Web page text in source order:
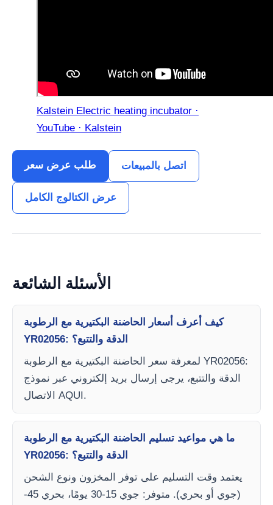
Kalstein Electric heating incubator ·
YouTube · Kalstein
طلب عرض سعر اتصل بالمبيعات
عرض الكتالوج الكامل
الأسئلة الشائعة
كيف أعرف أسعار الحاضنة البكتيرية مع الرطوبة
YR02056: الدقة والتتبع؟
لمعرفة سعر الحاضنة البكتيرية مع الرطوبة YR02056:
الدقة والتتبع، يرجى إرسال بريد إلكتروني عبر نموذج
الاتصال AQUI.
ما هي مواعيد تسليم الحاضنة البكتيرية مع الرطوبة
YR02056: الدقة والتتبع؟
يعتمد وقت التسليم على توفر المخزون ونوع الشحن
(جوي أو بحري). متوفر: جوي 15-30 يومًا، بحري 45-